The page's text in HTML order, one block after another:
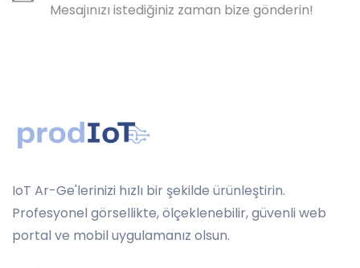
Mesajınızı istediğiniz zaman bize gönderin!
IoT Ar-Ge'lerinizi hızlı bir şekilde ürünleştirin.
Profesyonel görsellikte, ölçeklenebilir, güvenli web
portal ve mobil uygulamanız olsun.